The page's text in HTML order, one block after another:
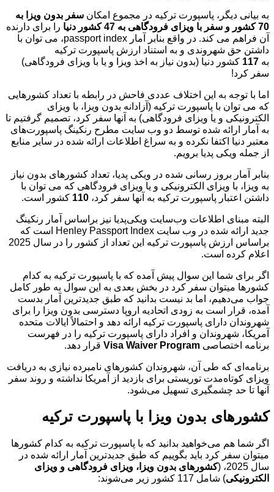
به بیانی دیگر، پاسپورت ترکیه در مجموع امکان سفر بدون ویزا به
70 کشور و سفر با ویزای فرودگاهی به 47 کشور دنیا
را برای دارنده
آن فراهم می کند. در واقع بنابر آمار passport index، می توان با
داشتن حق شهروندی و به استناد ارزش پاسپورت ترکیه
به 117 کشور دنیا (بدون نیاز به اخذ ویزا و یا با ویزای فرودگاهی)
سفر کرد!
اما با توجه به این اختلاف عددی فاحش در رابطه با تعداد کشورهایی
که می توان با پاسپورت ترکیه (آزادانه بدون ویزا، با ویزای
الکترونیکی و یا ویزای فرودگاهی) به آنها سفر کرد، تصمیم گرفتیم تا
به آمار ارائه شده توسط دو وب سایت مطرح رنکینگ پاسپورت‌های
معتبر دنیا اکتفا نکرده و به سراغ اطلاعات ارائه شده در سایر منابع
از جمله ویکی پدیا برویم.
بنابر آمار بروز رسانی شده در ویکی پدیا، تعداد کشورهای بدون نیاز
به ویزا، با ویزای الکترونیکی و یا ویزای فرودگاهی که می توان با
داشتن اعتبار پاسپورت ترکیه به آنها سفر کرد، 110 کشور است.
البته مبنای اطلاعات وب‌سایت ویکی‌پدیا نیز براساس آمار رنکینگ
جدید ارائه شده در وب سایت Henley Passport Index است که
براساس ارزش پاسپورت ترکیه این تعداد از کشور را در سال 2025
اعلام کرده است.
اگر برای شما این سوال پیش آمده که با پاسپورت ترکیه به کدام
کشورها میتوان سفر کرد در بخش بعدی به این سوال به طور کامل
جواب می‌دهیم، اما بد نیست بدانید که طبق جدیدترین آمار بدست
آمده، قرار است به زودی اتحادیه اروپا دسترسی بدون ویزا را برای
شهروندان دارای پاسپورت ترکیه ارائه دهد و احتمالاً ایالات متحده
آمریکا، شهروندان و افراد دارای پاسپورت ترکیه را در فهرست
برنامه اختصاصی Visa Waiver Program قرار دهد.
برنامه‌ای که طی آن، شهروندان کشورهای نامبرده نیازی به دریافت
ویزای کوتاه‌مدت توریستی برای بازدید از آمریکا نداشته و روند سفر
آنها تا حد چشمگیری تسهیل می‌شود.
کشورهای بدون ویزا با پاسپورت ترکیه
اگر شما هم می‌خواهید بدانید که با پاسپورت ترکیه به کدام کشورها
میتوان سفر کرد باید بگوییم که طبق جدیدترین آمار ارائه شده در
سال 2025، (
کشورهای بدون ویزا، ویزای فرودگاهی و ویزای
الکترونیکی) شامل 117 کشور زیر می‌شوند: